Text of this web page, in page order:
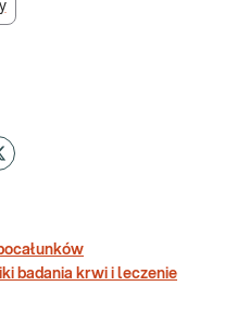
badania krwi i leczenie